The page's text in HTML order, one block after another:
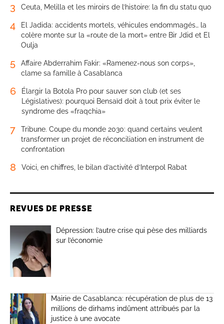
3 Ceuta, Melilla et les miroirs de l’histoire: la fin du statu quo
4
El Jadida: accidents mortels, véhicules endommagés… la
colère monte sur la «route de la mort» entre Bir Jdid et El
Oulja
5
Affaire Abderrahim Fakir: «Ramenez-nous son corps»,
clame sa famille à Casablanca
6
Élargir la Botola Pro pour sauver son club (et ses
Législatives): pourquoi Bensaïd doit à tout prix éviter le
syndrome des «fraqchia»
7
Tribune. Coupe du monde 2030: quand certains veulent
transformer un projet de réconciliation en instrument de
confrontation
8 Voici, en chiffres, le bilan d’activité d’Interpol Rabat
REVUES DE PRESSE
Dépression: l’autre crise qui pèse des milliards
sur l’économie
Mairie de Casablanca: récupération de plus de 13
millions de dirhams indûment attribués par la
justice à une avocate